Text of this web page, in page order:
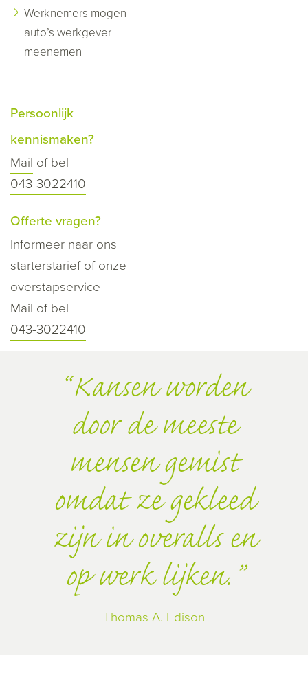
Werknemers mogen
auto’s werkgever
meenemen
Persoonlijk
kennismaken?
Mail of bel
043-3022410
Offerte vragen?
Informeer naar ons
starterstarief of onze
overstapservice
Mail of bel
043-3022410
Kansen worden
door de meeste
mensen gemist
omdat ze gekleed
zijn in overalls en
op werk lijken.
Thomas A. Edison